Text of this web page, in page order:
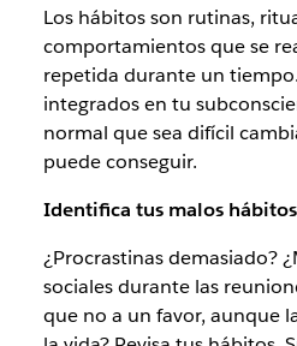
Los hábitos son rutinas,
comportamientos que se
repetida durante un
integrados en tu
normal que sea difícil
puede conseguir.
Identifica tus malos hábitos
¿Procrastinas demasiado?
sociales durante las
que no a un favor, aunque